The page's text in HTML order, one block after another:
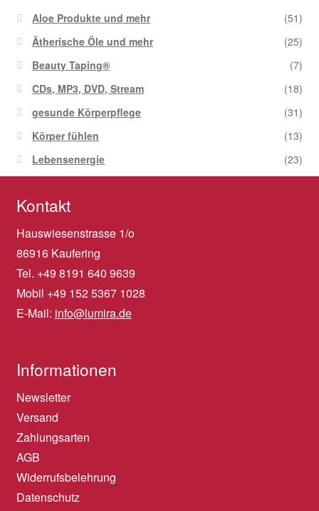
Aloe Produkte und mehr
(51)
Ätherische Öle und mehr
(25)
Beauty Taping®
(7)
CDs, MP3, DVD, Stream
(18)
gesunde Körperpflege
(31)
Körper fühlen
(13)
Lebensenergie
(23)
Kontakt
Hauswiesenstrasse 1/o
86916 Kaufering
Tel. +49 8191 640 9639
Mobil +49 152 5367 1028
E-Mail: info@lumira.de
Informationen
Newsletter
Versand
Zahlungsarten
AGB
Widerrufsbelehrung
Datenschutz